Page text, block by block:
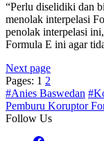
“Perlu diselidiki dan
menolak interpelasi
penolak interpelasi
Formula E ini agar
Next page
Pages: 1 2
#Anies Baswedan
Pemburu Koruptor
Follow Us